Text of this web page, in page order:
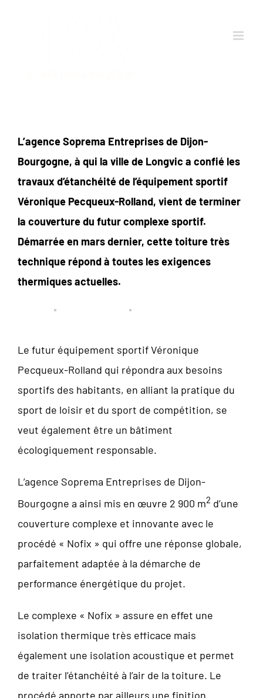
L’agence Soprema Entreprises de Dijon-
Bourgogne, à qui la ville de Longvic a confié les
travaux d’étanchéité de l’équipement sportif
Véronique Pecqueux-Rolland, vient de terminer
la couverture du futur complexe sportif.
Démarrée en mars dernier, cette toiture très
technique répond à toutes les exigences
thermiques actuelles.
Le futur équipement sportif Véronique
Pecqueux-Rolland qui répondra aux besoins
sportifs des habitants, en alliant la pratique du
sport de loisir et du sport de compétition, se
veut également être un bâtiment
écologiquement responsable.
L’agence Soprema Entreprises de Dijon-
Bourgogne a ainsi mis en œuvre 2 900 m2 d’une
couverture complexe et innovante avec le
procédé « Nofix » qui offre une réponse globale,
parfaitement adaptée à la démarche de
performance énergétique du projet.
Le complexe « Nofix » assure en effet une
isolation thermique très efficace mais
également une isolation acoustique et permet
de traiter l’étanchéité à l’air de la toiture. Le
procédé apporte par ailleurs une finition